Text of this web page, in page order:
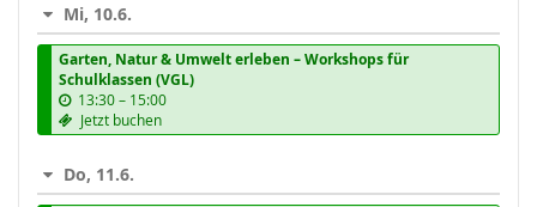
auswählen
Mi, 10.6.
Garten, Natur & Umwelt erleben – Workshops für
Schulklassen (VGL)
13:30–b
i
s
15:00
Jetzt buchen
Do, 11.6.